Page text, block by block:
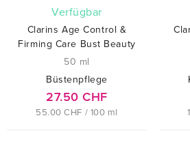
verfügbar
Clarins Age Control &
Firming Care Bust Beauty
50 ml
Büstenpflege
27.50 CHF
55.00 CHF / 100 ml